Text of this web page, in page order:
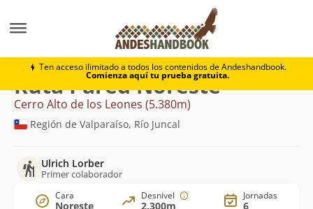
Ten acceso ilimitado a todos los contenidos de Andeshandbook.
Comienza aquí tu prueba gratuita.
Cerro Alto de los Leones
Ruta Pared Noreste
Cerro Alto de los Leones (5.380m)
Región de Valparaíso, Río Juncal
Ulrich Lorber
Primer colaborador
Cara
Noreste
Desnivel
2.300m
Jornadas
6